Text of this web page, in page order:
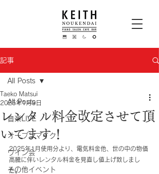
記事
All Posts
音楽LIVE
オープンマイク
ワイン会
その他イベント
All Posts
レンタル料金改定させて頂
いてます！
Taeko Matsui
2025年1月9日
2025年1月使用分より、電気料金他、世の中の物価
高騰に伴いレンタル料金を見直し値上げ致しまし
た。